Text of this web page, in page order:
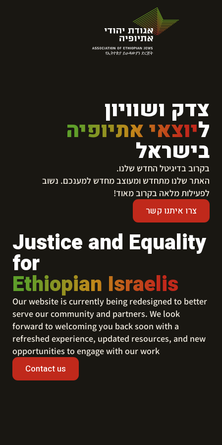
צדק ושוויון
ליוצאי אתיופיה
בישראל
בקרוב בדיגיטל החדש שלנו.
​האתר שלנו מתחדש ומעוצב מחדש למענכם. נשוב
לפעילות מלאה בקרוב מאוד!
צרו איתנו קשר
Justice and Equality
for
Ethiopian Israelis
Our website is currently being redesigned to better
serve our community and partners. We look
forward to welcoming you back soon with a
refreshed experience, updated resources, and new
opportunities to engage with our work
Contact us